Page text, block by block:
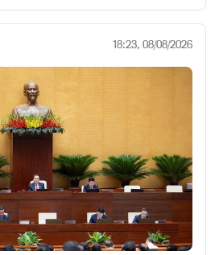
18:23, 08/08/2026